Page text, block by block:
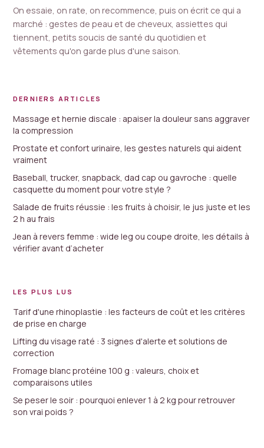
On essaie, on rate, on recommence, puis on écrit ce qui a
marché : gestes de peau et de cheveux, assiettes qui
tiennent, petits soucis de santé du quotidien et
vêtements qu'on garde plus d'une saison.
DERNIERS ARTICLES
Massage et hernie discale : apaiser la douleur sans aggraver
la compression
Prostate et confort urinaire, les gestes naturels qui aident
vraiment
Baseball, trucker, snapback, dad cap ou gavroche : quelle
casquette du moment pour votre style ?
Salade de fruits réussie : les fruits à choisir, le jus juste et les
2 h au frais
Jean à revers femme : wide leg ou coupe droite, les détails à
vérifier avant d’acheter
LES PLUS LUS
Tarif d'une rhinoplastie : les facteurs de coût et les critères
de prise en charge
Lifting du visage raté : 3 signes d'alerte et solutions de
correction
Fromage blanc protéine 100 g : valeurs, choix et
comparaisons utiles
Se peser le soir : pourquoi enlever 1 à 2 kg pour retrouver
son vrai poids ?